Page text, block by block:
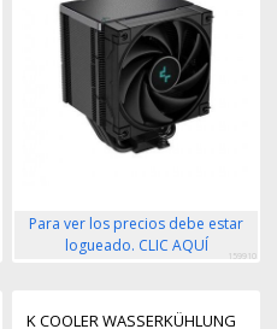
Para ver los precios debe estar
logueado. CLIC AQUÍ
159910
K COOLER WASSERKÜHLUNG